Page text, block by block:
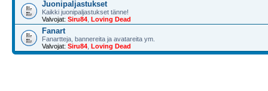
Juonipaljastukset
Kaikki juonipaljastukset tänne!
Valvojat: Siru84 Loving Dead
Fanart
Fanartteja, bannereita ja avatareita ym.
Valvojat: Siru84 Loving Dead